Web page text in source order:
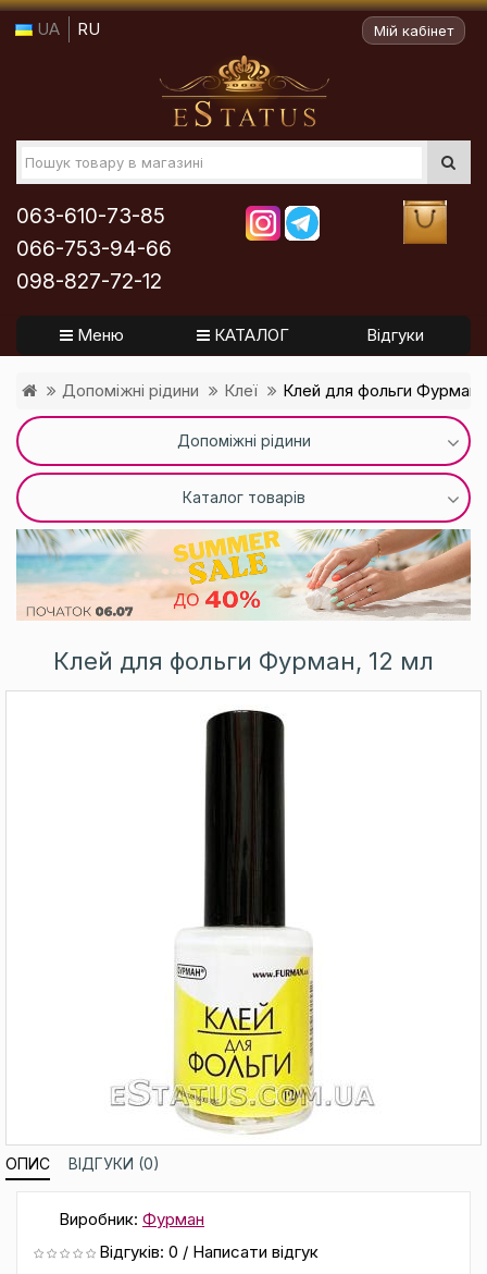
UA RU Мій кабінет
063-610-73-85
066-753-94-66
098-827-72-12
Меню КАТАЛОГ Відгуки
Допоміжні рідини Клеї Клей для фольги Фурман,
Допоміжні рідини
Каталог товарів
Клей для фольги Фурман, 12 мл
ОПИС ВІДГУКИ (0)
Виробник: Фурман
Відгуків: 0 / Написати відгук